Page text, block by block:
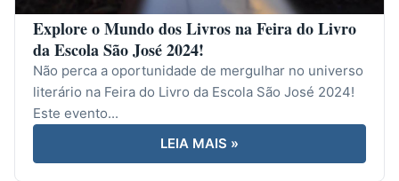
Explore o Mundo dos Livros na Feira do Livro
da Escola São José 2024!
Não perca a oportunidade de mergulhar no universo
literário na Feira do Livro da Escola São José 2024!
Este evento...
LEIA MAIS »